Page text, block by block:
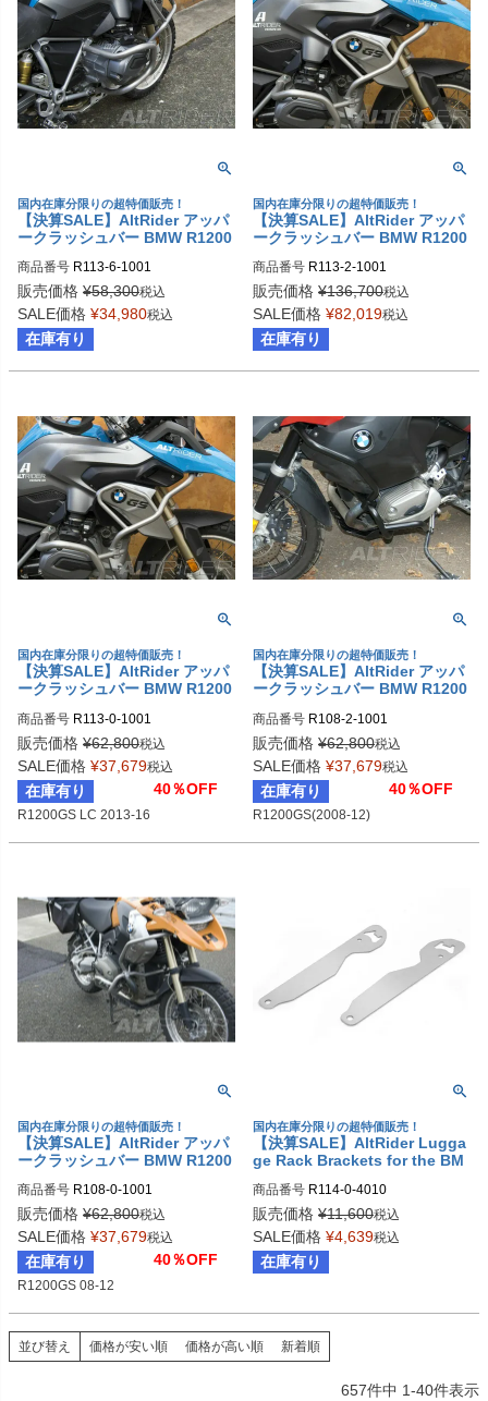
国内在庫分限りの超特価販売！
【決算SALE】AltRider アッパ
ークラッシュバー BMW R1200
商品番号 R113-6-1001
販売価格 ¥58,300税込
SALE価格 ¥34,980税込
在庫有り
国内在庫分限りの超特価販売！
【決算SALE】AltRider アッパ
ークラッシュバー BMW R1200
商品番号 R113-2-1001
販売価格 ¥136,700税込
SALE価格 ¥82,019税込
在庫有り
国内在庫分限りの超特価販売！
【決算SALE】AltRider アッパ
ークラッシュバー BMW R1200
商品番号 R113-0-1001
販売価格 ¥62,800税込
SALE価格 ¥37,679税込
在庫有り 40％OFF
R1200GS LC 2013-16
国内在庫分限りの超特価販売！
【決算SALE】AltRider アッパ
ークラッシュバー BMW R1200
商品番号 R108-2-1001
販売価格 ¥62,800税込
SALE価格 ¥37,679税込
在庫有り 40％OFF
R1200GS(2008-12)
国内在庫分限りの超特価販売！
【決算SALE】AltRider アッパ
ークラッシュバー BMW R1200
商品番号 R108-0-1001
販売価格 ¥62,800税込
SALE価格 ¥37,679税込
在庫有り 40％OFF
R1200GS 08-12
国内在庫分限りの超特価販売！
【決算SALE】AltRider Lugga
ge Rack Brackets for the BM
商品番号 R114-0-4010
販売価格 ¥11,600税込
SALE価格 ¥4,639税込
在庫有り
並び替え 価格が安い順 価格が高い順 新着順
657件中 1-40件表示